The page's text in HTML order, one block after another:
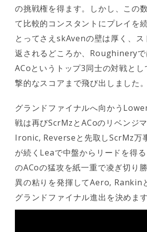
の挑戦権を得ます。しかし、この
て比較的コンスタントにプレイを
とってさえskAvenの壁は厚く、ス
返されるどころか、Roughinery
ACoというトップ3同士の対戦と
撃的なスコアまで飛び出しました。
グランドファイナルへ向かう
戦は再びScrMzとACoのリベンジ
Ironic, Reverseと先取しScrMz万
が続くLeaで中盤からリードを得
のACoの猛攻を紙一重で凌ぎ切り
異の粘りを発揮してAero, Rankin
グランドファイナル進出を決めます